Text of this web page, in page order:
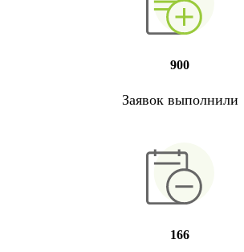
900
Заявок выполнили
166